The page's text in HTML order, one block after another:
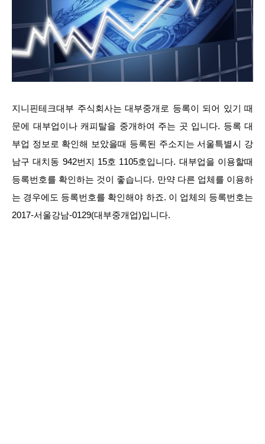
지니핀테크대부 주식회사는 대부중개로 등록이 되어 있기 때
문에 대부업이나 캐피탈을 중개하여 주는 곳 입니다. 등록 대
부업 정보로 확인해 보았을때 등록된 주소지는 서울특별시 강
남구 대치동 942번지 15호 1105호입니다. 대부업을 이용할때
등록번호를 확인하는 것이 좋습니다. 만약 다른 업체를 이용하
는 경우에도 등록번호를 확인해야 하죠. 이 업체의 등록번호는
2017-서울강남-0129(대부중개업)입니다.